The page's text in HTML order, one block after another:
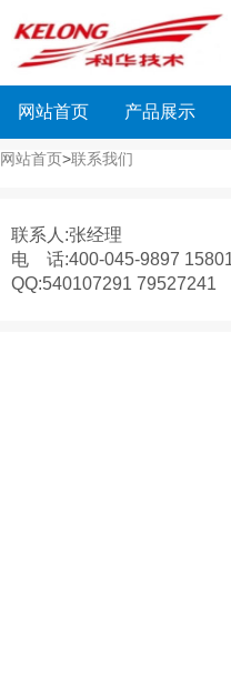
网站首页 产品展示
网站首页>联系我们
联系人:张经理
电 话:400-045-9897
QQ:540107291 79527241